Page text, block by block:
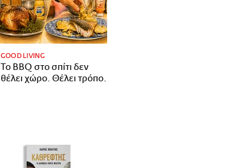
GOOD LIVING
Το BBQ στο σπίτι δεν
θέλει χώρο. Θέλει τρόπο.